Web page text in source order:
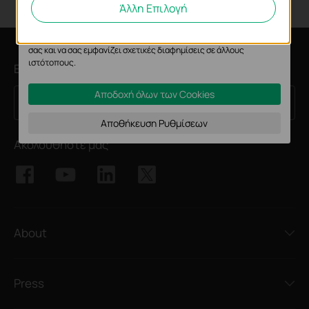
Εγγραφή
Διεύθυνση ηλεκτρονικού
Εγγραφείτε
Ακολουθήστε μας
About
Press
Άλλη Επιλογή
Τα διαφημιστικά cookie μπορούν να ρυθμιστούν μέσω του
ιστότοπού μας από τους διαφημιστικούς μας συνεργάτες,
σας και να σας εμφανίζει σχετικές διαφημίσεις σε άλλους
ιστότοπους.
Αποδοχή όλων των Cookies
Αποθήκευση Ρυθμίσεων